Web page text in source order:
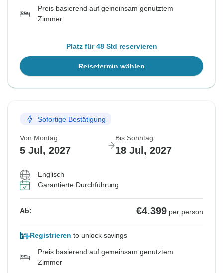
Preis basierend auf gemeinsam genutztem
Zimmer
Platz für 48 Std reservieren
Reisetermin wählen
Sofortige Bestätigung
Von Montag
5 Jul, 2027
Bis Sonntag
18 Jul, 2027
Englisch
Garantierte Durchführung
Ab: €4.399 per person
Registrieren to unlock savings
Preis basierend auf gemeinsam genutztem
Zimmer